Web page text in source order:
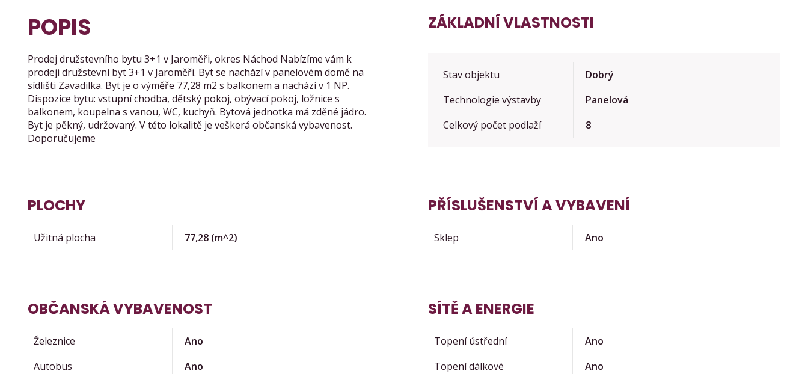
POPIS
Prodej družstevního bytu 3+1 v Jaroměři, okres Náchod Nabízíme vám k
prodeji družstevní byt 3+1 v Jaroměři. Byt se nachází v panelovém domě na
sídlišti Zavadilka. Byt je o výměře 77,28 m2 s balkonem a nachází v 1 NP.
Dispozice bytu: vstupní chodba, dětský pokoj, obývací pokoj, ložnice s
balkonem, koupelna s vanou, WC, kuchyň. Bytová jednotka má zděné jádro.
Byt je pěkný, udržovaný. V této lokalitě je veškerá občanská vybavenost.
Doporučujeme
ZÁKLADNÍ VLASTNOSTI
Stav objektu
Dobrý
Technologie výstavby
Panelová
Celkový počet podlaží
8
PLOCHY
Užitná plocha 77,28 (m^2)
OBČANSKÁ VYBAVENOST
Železnice
Ano
Autobus
Ano
PŘÍSLUŠENSTVÍ A VYBAVENÍ
Sklep Ano
SÍTĚ A ENERGIE
Topení ústřední
Ano
Topení dálkové
Ano